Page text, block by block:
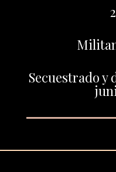
Secuestrado y